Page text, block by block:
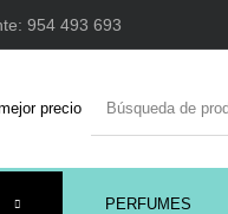
954 493 693
PERFUMES